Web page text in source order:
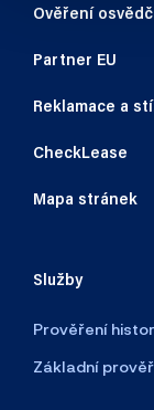
Ověření
Partner EU
Reklamace a
CheckLease
Mapa stránek
Služby
Prověření
Základní